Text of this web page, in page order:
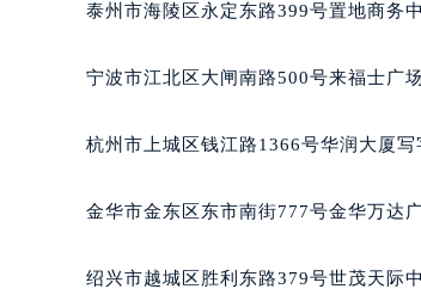
吉林省吉林市船营区河
吉林省梅河口市新华街
吉林省松原市宁江区五
吉林省延边市延吉市
辽宁省本溪市平山区胜
泰州市海陵区永定东路399号置地商务
宁波市江北区大闸南路500号来福士广
杭州市上城区钱江路1366号华润大厦
金华市金东区东市南街777号金华万达
绍兴市越城区胜利东路379号世茂天际